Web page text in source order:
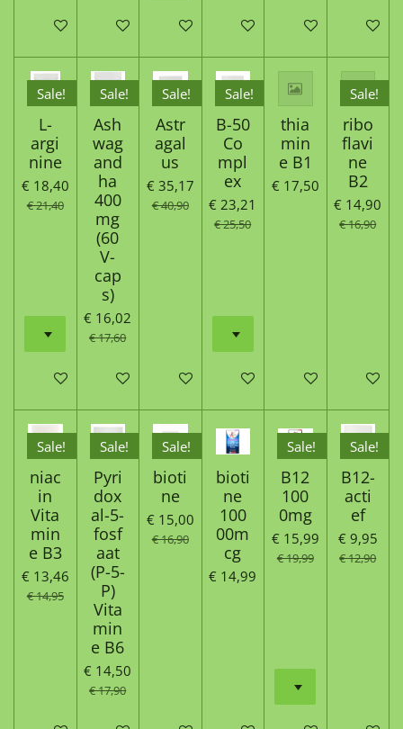
In winkelwagenIn winkelwagenIn winkelwagenIn winkelwagenIn winkelwagen
In
Sale!
L-
argi
nine
€ 18,40
€ 21,40
In winkelwagen
Sale!
Ash
wag
and
ha
400
mg
(60
V-
cap
s)
€ 16,02
€ 17,60
In winkelwagen
Sale!
Astr
agal
us
€ 35,17
€ 40,90
In winkelwagen
Sale!
B-50
Co
mpl
ex
€ 23,21
€ 25,50
In winkelwagen
thia
min
e B1
€ 17,50
In winkelwagen
Sale!
ribo
flavi
ne
B2
€ 14,90
€ 16,90
In
Sale!
niac
in
Vita
min
e B3
€ 13,46
€ 14,95
Sale!
Pyri
dox
al-5-
fosf
aat
(P-5-
P)
Vita
min
e B6
€ 14,50
€ 17,90
Sale!
bioti
ne
€ 15,00
€ 16,90
bioti
ne
100
00m
cg
€ 14,99
Sale!
B12
100
0mg
€ 15,99
€ 19,99
Sale!
B12-
acti
ef
€ 9,95
€ 12,90